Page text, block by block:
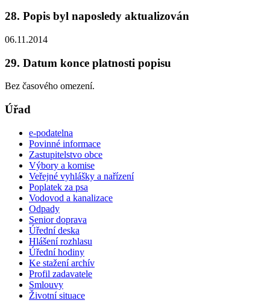
28. Popis byl naposledy aktualizován
06.11.2014
29. Datum konce platnosti popisu
Bez časového omezení.
Úřad
e-podatelna
Povinné informace
Zastupitelstvo obce
Výbory a komise
Veřejné vyhlášky a nařízení
Poplatek za psa
Vodovod a kanalizace
Odpady
Senior doprava
Úřední deska
Hlášení rozhlasu
Úřední hodiny
Ke stažení archív
Profil zadavatele
Smlouvy
Životní situace